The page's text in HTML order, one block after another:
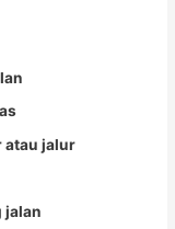
atau jalur
jalan